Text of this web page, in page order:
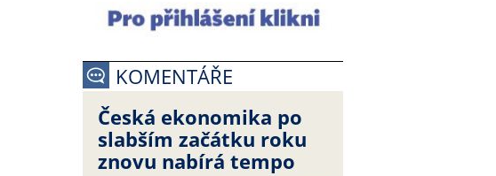
KOMENTÁŘE
Česká ekonomika po
slabším začátku roku
znovu nabírá tempo